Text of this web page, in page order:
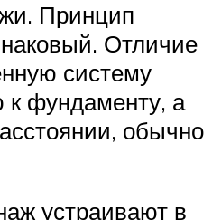
Принцип
Отличие
систему
к фундаменту, а
обычно
устраивают в